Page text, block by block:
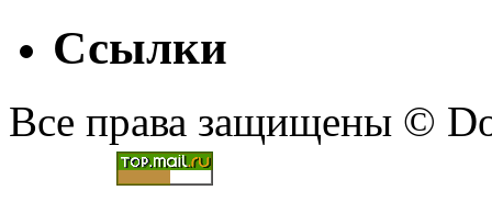
Ссылки
Все права защищены ©